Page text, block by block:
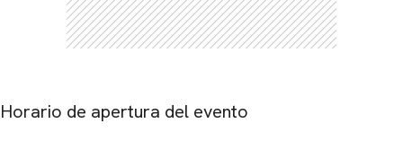
Horario de apertura del evento